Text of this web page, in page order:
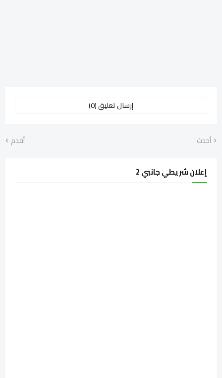
إرسال تعليق (0)
أحدث أقدم
إعلان شريطي جانبي 2